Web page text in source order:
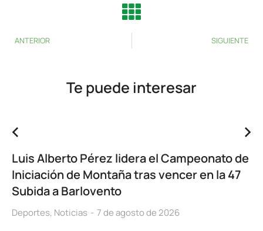
ANTERIOR SIGUIENTE
Te puede interesar
Luis Alberto Pérez lidera el Campeonato de
Iniciación de Montaña tras vencer en la 47
Subida a Barlovento
Deportes, Noticias 7 de agosto de 2026